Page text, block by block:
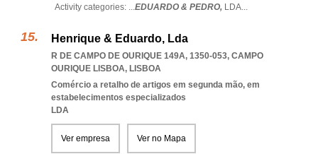
Activity categories: ...EDUARDO & PEDRO, LDA...
Henrique & Eduardo, Lda
R DE CAMPO DE OURIQUE 149A, 1350-053, CAMPO
OURIQUE LISBOA, LISBOA
Comércio a retalho de artigos em segunda mão, em
estabelecimentos especializados
LDA
Ver empresa Ver no Mapa